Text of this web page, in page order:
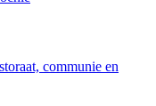
communie en